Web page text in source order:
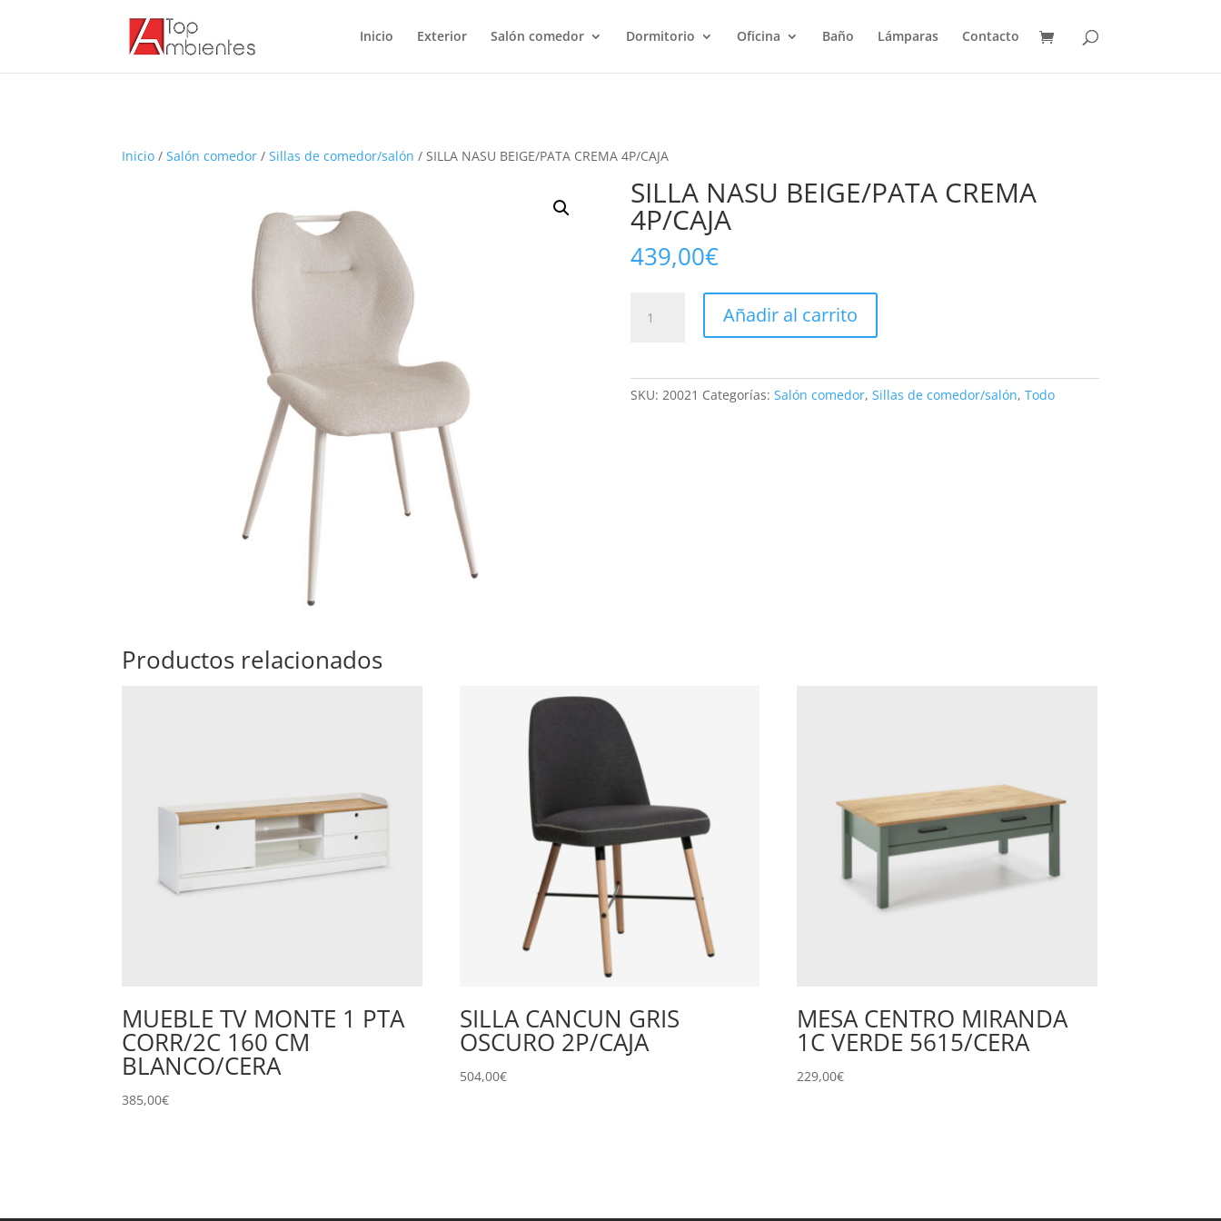
Inicio Exterior Salón comedor Dormitorio Oficina Baño Lámparas Contacto
Inicio /Salón comedor /Sillas de comedor/salón / SILLA NASU BEIGE/PATA CREMA 4P/CAJA
SILLA NASU BEIGE/PATA CREMA
4P/CAJA
439,00€
NASU
Añadir al carrito
SKU: 20021 Categorías: Salón comedor, Sillas de comedor/salón, Todo
Productos relacionados
MUEBLE TV MONTE 1 PTA
CORR/2C 160 CM
BLANCO/CERA
385,00€
SILLA CANCUN GRIS
OSCURO 2P/CAJA
504,00€
MESA CENTRO MIRANDA
1C VERDE 5615/CERA
229,00€